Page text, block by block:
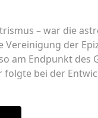
– war die
der
am Endpunkt des
folgte bei der